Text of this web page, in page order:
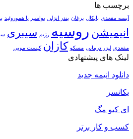
برچسب ها
آبسه مقعدی بایکال برغان بندر انزلی بواسیر یا هموروئید
انیمیشن روسیه رژیم سیبری
مقعدی لیزر درمانی مسکو کازان کیست مویی
لینک های پیشنهادی
دانلود انیمه جدید
یکانسر
ای کیو مگ
کسب و کار برتر